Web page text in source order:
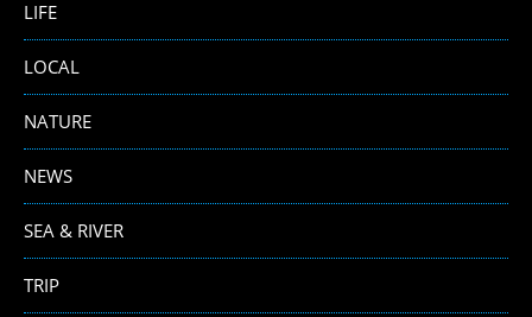
LIFE
LOCAL
NATURE
NEWS
SEA & RIVER
TRIP